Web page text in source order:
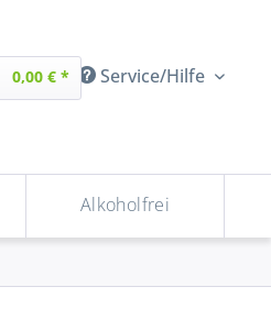
Service/Hilfe
0,00 € *
Alkoholfrei